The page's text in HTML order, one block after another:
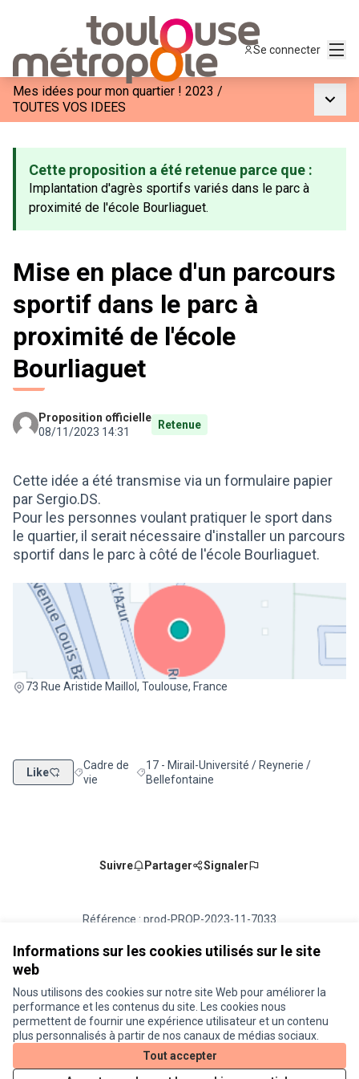
Informations sur les cookies utilisés sur le site
web
Nous utilisons des cookies sur notre site Web pour améliorer la
performance et les contenus du site. Les cookies nous
permettent de fournir une expérience utilisateur et un contenu
plus personnalisés à partir de nos canaux de médias sociaux.
Tout accepter
Se connecter
Mes idées pour mon quartier ! 2023 /
TOUTES VOS IDEES
Cette proposition a été retenue parce que :
Implantation d'agrès sportifs variés dans le parc à
proximité de l'école Bourliaguet.
Mise en place d'un parcours
sportif dans le parc à
proximité de l'école
Bourliaguet
Proposition officielle
08/11/2023 14:31
Retenue
Cette idée a été transmise via un formulaire papier
par Sergio.DS.
Pour les personnes voulant pratiquer le sport dans
le quartier, il serait nécessaire d'installer un parcours
sportif dans le parc à côté de l'école Bourliaguet.
73 Rue Aristide Maillol, Toulouse, France
(Lien externe)
Like Filtrer les résultats de la catégorie : Cadre de vie
Cadre de
vie
Filtrer les résultats pour le secteur : 17 -
17 - Mirail-Université / Reynerie /
Bellefontaine
Suivre Partager Signaler
Référence : prod-PROP-2023-11-7033
Vérifiez l'empreinte numérique
Conditions d'utilisation
Paramètres des cookies
Je participe ! sur X
(Lien externe)
Je participe ! sur Facebook
Je participe ! sur Instagram